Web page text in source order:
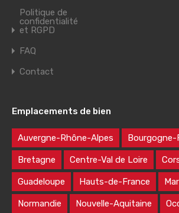
Politique de
confidentialité
et RGPD
FAQ
Contact
Emplacements de bien
Auvergne-Rhône-Alpes
Bretagne Centre-Val de Loire
Guadeloupe Hauts-de-France
Normandie Nouvelle-Aquitaine